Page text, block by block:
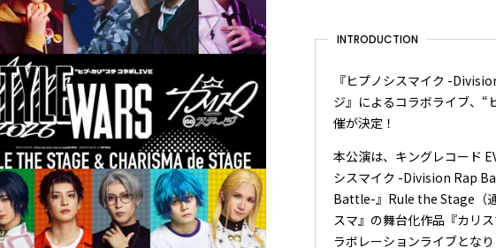
INTRODUCTION
『ヒプノシスマイク -
ジ』によるコラボライブ、“
催が決定！
本公演は、キングレコード
シスマイク -Division Rap
Battle-』Rule the Stage（
スマ』の舞台化作品『カリ
ラボレーションライブとなり